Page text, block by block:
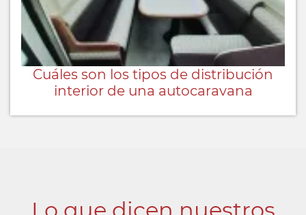
Cuáles son los tipos de distribución
interior de una autocaravana